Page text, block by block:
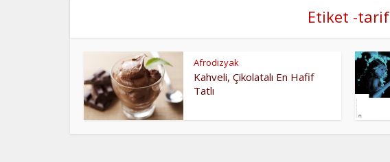
Etiket -tarif
Afrodizyak
Kahveli, Çikolatalı En Hafif
Tatlı